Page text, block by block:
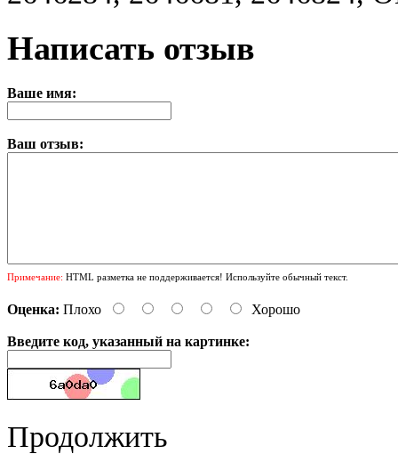
Написать отзыв
Ваше имя:
Ваш отзыв:
Примечание: HTML разметка не поддерживается! Используйте обычный текст.
Оценка: Плохо Хорошо
Введите код, указанный на картинке:
Продолжить